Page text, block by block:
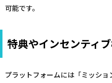
可能です。
特典やインセンティ
プラットフォームには「ミッショ